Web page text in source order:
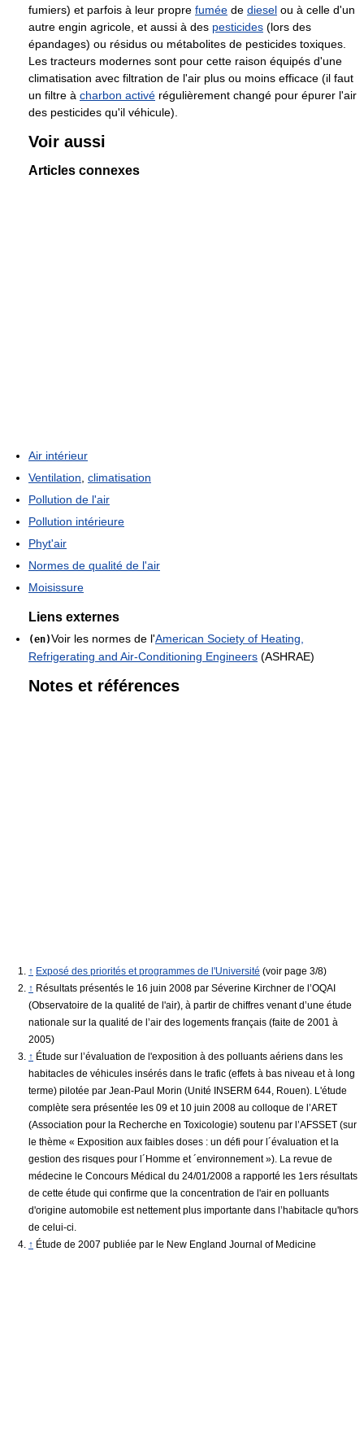
fumiers) et parfois à leur propre fumée de diesel ou à celle d'un
autre engin agricole, et aussi à des pesticides (lors des
épandages) ou résidus ou métabolites de pesticides toxiques.
Les tracteurs modernes sont pour cette raison équipés d'une
climatisation avec filtration de l'air plus ou moins efficace (il faut
un filtre à charbon activé régulièrement changé pour épurer l'air
des pesticides qu'il véhicule).
Voir aussi
Articles connexes
Air intérieur
Ventilation climatisation
Pollution de l'air
Pollution intérieure
Phyt'air
Normes de qualité de l'air
Moisissure
Liens externes
(en)Voir les normes de l'American Society of Heating,
Refrigerating and Air-Conditioning Engineers (ASHRAE)
Notes et références
↑ Exposé des priorités et programmes de l'Université (voir page 3/8)
↑ Résultats présentés le 16 juin 2008 par Séverine Kirchner de l’OQAI
(Observatoire de la qualité de l'air), à partir de chiffres venant d’une étude
nationale sur la qualité de l’air des logements français (faite de 2001 à
2005)
↑ Étude sur l’évaluation de l'exposition à des polluants aériens dans les
habitacles de véhicules insérés dans le trafic (effets à bas niveau et à long
terme) pilotée par Jean-Paul Morin (Unité INSERM 644, Rouen). L'étude
complète sera présentée les 09 et 10 juin 2008 au colloque de l’ARET
(Association pour la Recherche en Toxicologie) soutenu par l’AFSSET (sur
le thème « Exposition aux faibles doses : un défi pour l´évaluation et la
gestion des risques pour l´Homme et ´environnement »). La revue de
médecine le Concours Médical du 24/01/2008 a rapporté les 1ers résultats
de cette étude qui confirme que la concentration de l'air en polluants
d'origine automobile est nettement plus importante dans l’habitacle qu'hors
de celui-ci.
↑ Étude de 2007 publiée par le New England Journal of Medicine